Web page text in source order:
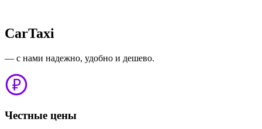
CarTaxi
— с нами надежно, удобно и дешево.
Честные цены